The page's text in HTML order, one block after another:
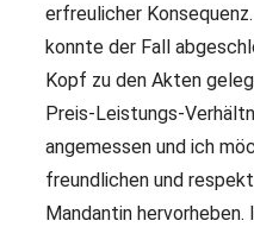
erfreulicher
konnte der Fall
Kopf zu den Akten
Preis-Leistungs-
angemessen und ich
freundlichen und
Mandantin